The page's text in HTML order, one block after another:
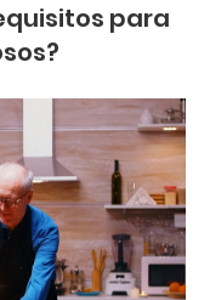
para